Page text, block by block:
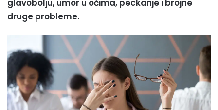
glavobolju, umor u očima, peckanje i brojne
druge probleme.